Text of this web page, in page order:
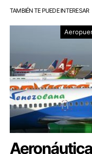
TAMBIÉN TE PUEDE INTERESAR